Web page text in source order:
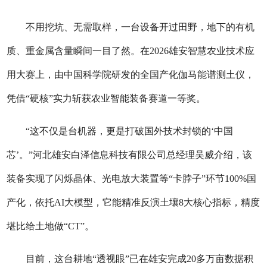
不用挖坑、无需取样，一台设备开过田野，地下的有机
质、重金属含量瞬间一目了然。在2026雄安智慧农业技术应
用大赛上，由中国科学院研发的全国产化伽马能谱测土仪，
凭借“硬核”实力斩获农业智能装备赛道一等奖。
“这不仅是台机器，更是打破国外技术封锁的‘中国
芯’。”河北雄安白泽信息科技有限公司总经理吴威介绍，该
装备实现了闪烁晶体、光电放大装置等“卡脖子”环节100%国
产化，依托AI大模型，它能精准反演土壤8大核心指标，精度
堪比给土地做“CT”。
目前，这台耕地“透视眼”已在雄安完成20多万亩数据积